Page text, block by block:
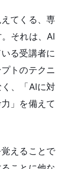
てくる、専
それは、AI
る受講者に
トのテクニ
、「AIに対
」を備えて
えることで